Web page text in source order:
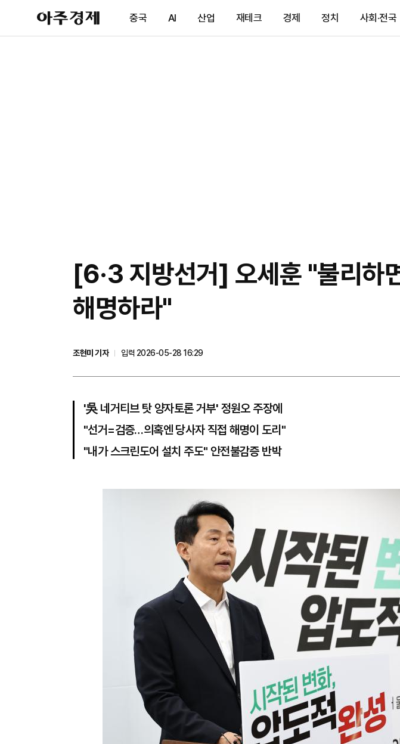
아
주
제
중국 AI 산업 재테크 경제 정치 사회·전국
[6·3 지방선거] 오세훈 "불리하
해명하라"
조현미 기자
입력 2026-05-28 16:29
'吳 네거티브 탓 양자토론 거부' 정원오 주장에
"선거=검증…의혹엔 당사자 직접 해명이 도리"
"내가 스크린도어 설치 주도" 안전불감증 반박